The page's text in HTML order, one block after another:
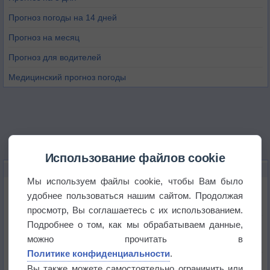
Прогноз погоды на 14 дней
Прогноз на месяц
Прогноз для водителей
Медицинский прогноз погоды
Дневная температура воздуха в ОАЭ превысила
+51°
Европейские столицы бьют рекорды жары
Впервые за 155 лет в Лондоне в течение месяца
Использование файлов cookie
Мы используем файлы cookie, чтобы Вам было
удобнее пользоваться нашим сайтом. Продолжая
просмотр, Вы соглашаетесь с их использованием.
Подробнее о том, как мы обрабатываем данные,
можно прочитать в
Политике конфиденциальности.